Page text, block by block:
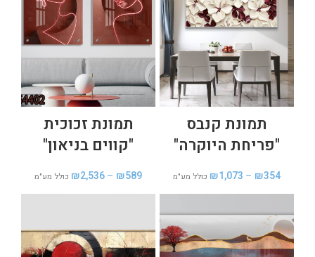
תמונת קנבס
"פריחת היוקרה"
₪354
–
₪1,073 כולל מע"מ
תמונת זכוכית
"קווים בניאון"
₪589
–
₪2,536 כולל מע"מ